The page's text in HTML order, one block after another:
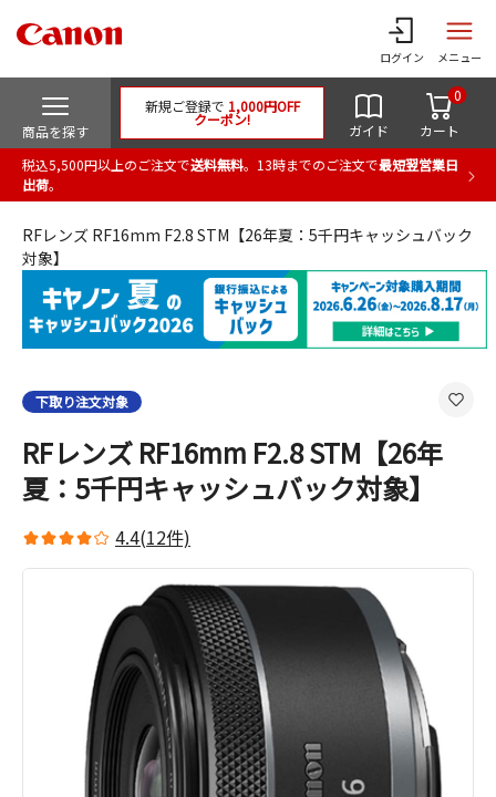
ログイン メニュー
商品を探す
新規ご登録で 1,000円OFF
クーポン!
ガイド カート
0
税込5,500円以上のご注文で送料無料。13時までのご注文で最短翌営業日
出荷。
RFレンズ RF16mm F2.8 STM【26年夏：5千円キャッシュバック
対象】
下取り注文対象
RFレンズ RF16mm F2.8 STM【26年
夏：5千円キャッシュバック対象】
4.4(12件)